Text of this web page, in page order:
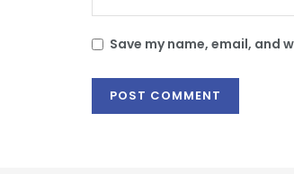
Save my name, email, and